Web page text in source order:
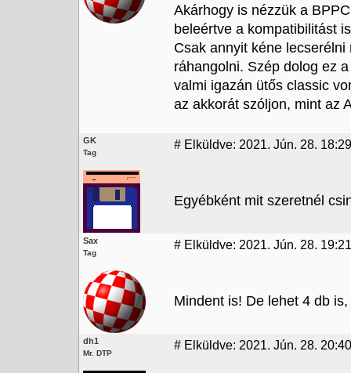
Akárhogy is nézzük a
beleértve a kompatibilitást
Csak annyit kéne
ráhangolni. Szép dolog ez
valmi igazán ütős classic
az akkorát szóljon, mint az
GK
Tag
# Elküldve: 2021. Jún. 28. 18:29
Egyébként mit szeretnél
Sax
Tag
# Elküldve: 2021. Jún. 28. 19:21
Mindent is! De lehet 4 db
dh1
Mr. DTP
# Elküldve: 2021. Jún. 28. 20:40